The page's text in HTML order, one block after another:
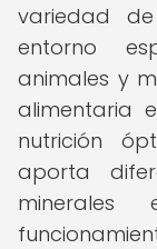
variedad
entorno
animales y
alimentaria
nutrición
aporta